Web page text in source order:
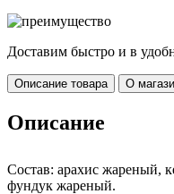
Доставим быстро и в
Описание товара О
Описание
Состав: арахис жареный,
фундук жареный.